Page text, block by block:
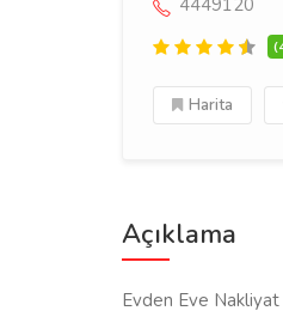
4449120
Harita
Açıklama
Evden Eve Nakliyat